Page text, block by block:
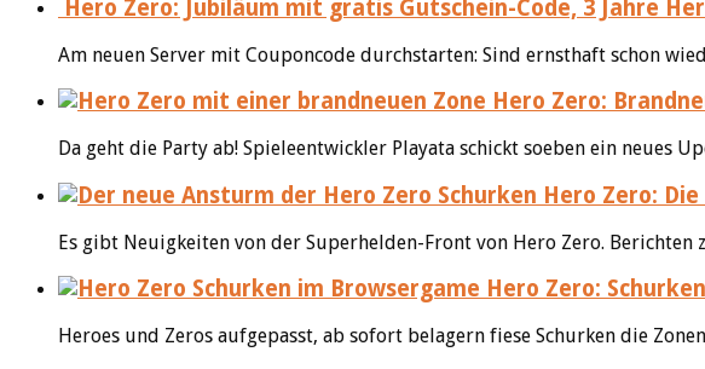
Hero Zero: Jubiläum mit gratis Gutschein-Code, 3 Jahre
Am neuen Server mit Couponcode durchstarten: Sind ernsthaft schon
Hero Zero:
Da geht die Party ab! Spieleentwickler Playata schickt soeben ein neues
Hero Zero:
Es gibt Neuigkeiten von der Superhelden-Front von Hero Zero.
Hero Zero:
Heroes und Zeros aufgepasst, ab sofort belagern fiese Schurken die